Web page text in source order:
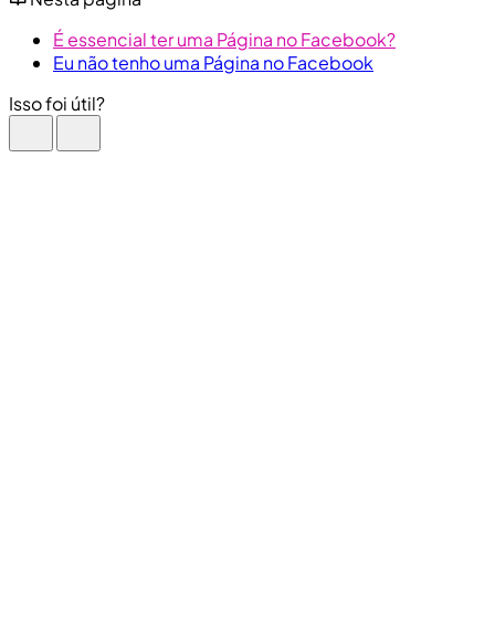
É essencial ter uma Página no Facebook?
Eu não tenho uma Página no Facebook
Isso foi útil?